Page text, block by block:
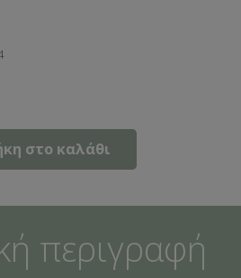
στο καλάθι
περιγραφή